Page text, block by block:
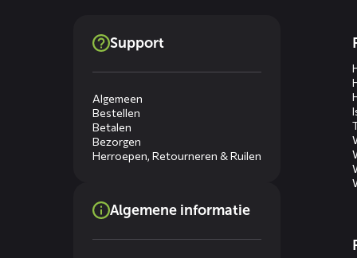
Support
Algemeen
Bestellen
Betalen
Bezorgen
Herroepen, Retourneren & Ruilen
Algemene informatie